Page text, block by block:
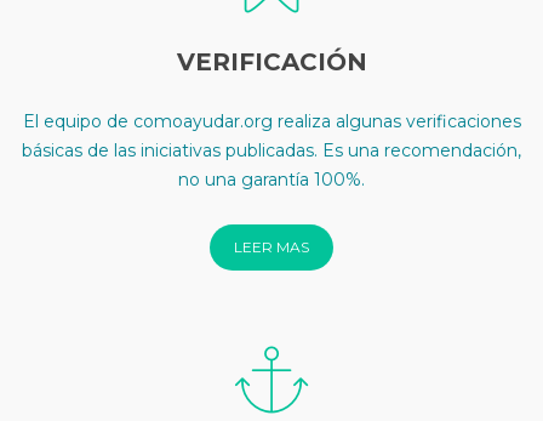
VERIFICACIÓN
El equipo de comoayudar.org realiza algunas verificaciones
básicas de las iniciativas publicadas. Es una recomendación,
no una garantía 100%.
LEER MAS